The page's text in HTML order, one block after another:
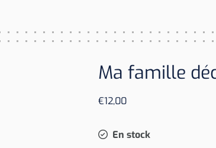
Ma famille
€12,00
En stock